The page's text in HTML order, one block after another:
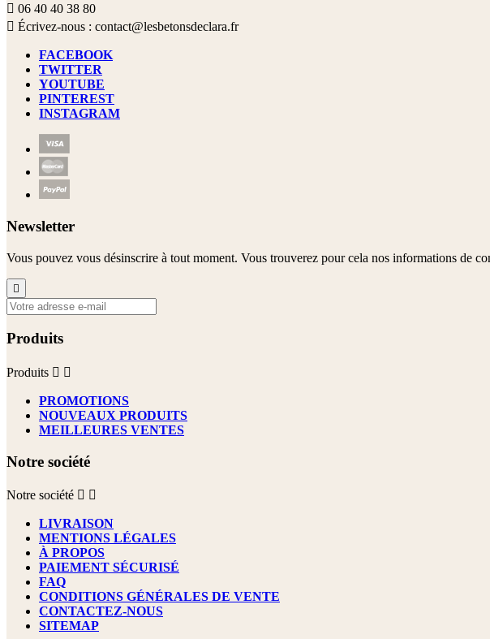
 06 40 40 38 80
 Écrivez-nous : contact@lesbetonsdeclara.fr
FACEBOOK
TWITTER
YOUTUBE
PINTEREST
INSTAGRAM
Newsletter
Vous pouvez vous désinscrire à tout moment. Vous trouverez pour cela nos informations de

Produits
Produits  
PROMOTIONS
NOUVEAUX PRODUITS
MEILLEURES VENTES
Notre société
Notre société  
LIVRAISON
MENTIONS LÉGALES
À PROPOS
PAIEMENT SÉCURISÉ
FAQ
CONDITIONS GÉNÉRALES DE VENTE
CONTACTEZ-NOUS
SITEMAP